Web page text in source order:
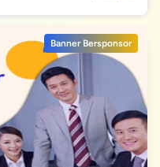
Banner Bersponsor